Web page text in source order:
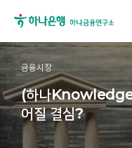
금융시장
(하나
어질 결심?